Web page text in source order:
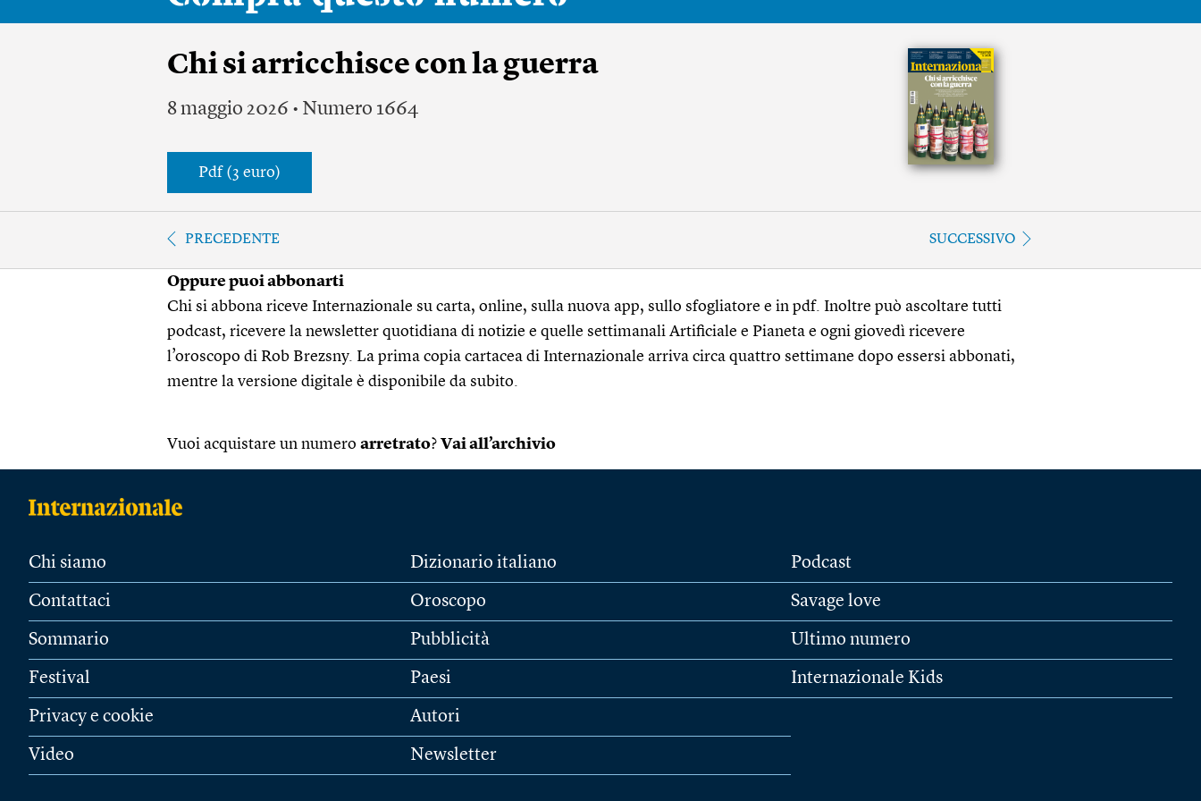
Chi si arricchisce con la guerra
8 maggio 2026 • Numero 1664
Pdf (3 euro)
PRECEDENTE SUCCESSIVO
Oppure puoi abbonarti
Chi si abbona riceve Internazionale su carta, online, sulla nuova app, sullo sfogliatore e in pdf. Inoltre può ascoltare tutti
podcast, ricevere la newsletter quotidiana di notizie e quelle settimanali Artificiale e Pianeta e ogni giovedì ricevere
l’oroscopo di Rob Brezsny. La prima copia cartacea di Internazionale arriva circa quattro settimane dopo essersi abbonati,
mentre la versione digitale è disponibile da subito.
Vuoi acquistare un numero arretrato? Vai all’archivio
Chi siamo
Contattaci
Sommario
Festival
Privacy e cookie
Video
Dizionario italiano
Oroscopo
Pubblicità
Paesi
Autori
Newsletter
Podcast
Savage love
Ultimo numero
Internazionale Kids